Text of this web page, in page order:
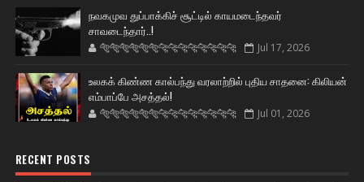
நவகமுவ துப்பாக்கிச் சூட்டில் காயமடைந்தவர்
சாவடைந்தார்..!
🐅🐅🐅🐅🐅🐅🐆🐆🐆🐆🐆🐆🐆🐆 Jul 17, 2026
உலகக் கிண்ண கால்பந்து வரலாற்றில் புதிய சாதனை: கிலியன்
எம்பாப்பே அசத்தல்!
🐅🐅🐅🐅🐅🐅🐆🐆🐆🐆🐆🐆🐆🐆 Jul 01, 2026
RECENT POSTS